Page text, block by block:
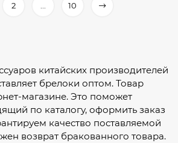
2 10
китайских производителей
брелоки оптом. Товар
магазине. Это поможет
по каталогу, оформить заказ
качество поставляемой
возврат бракованного товара.